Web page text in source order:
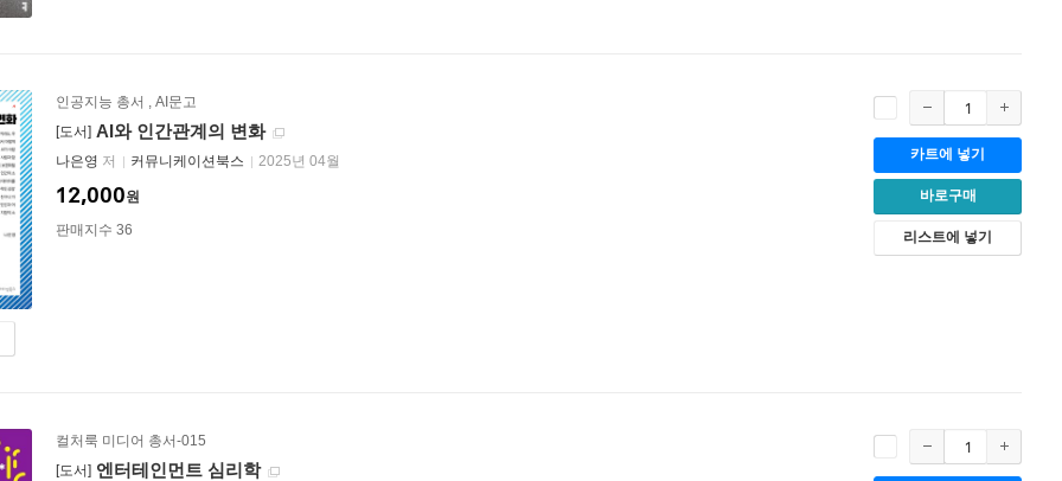
인공지능 총서 , AI문고
[도서] AI와 인간관계의 변화
나은영 저 커뮤니케이션북스 2025년 04월
12,000원
판매지수 36
카트에 넣기
바로구매
리스트에 넣기
컬처룩 미디어 총서-015
[도서] 엔터테인먼트 심리학